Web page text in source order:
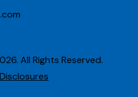
All Rights Reserved.